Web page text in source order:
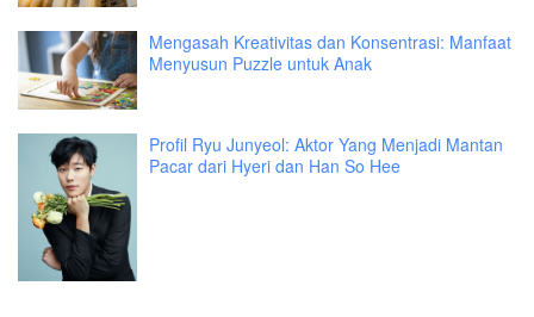
Mengasah Kreativitas dan Konsentrasi: Manfaat
Menyusun Puzzle untuk Anak
Profil Ryu Junyeol: Aktor Yang Menjadi Mantan
Pacar dari Hyeri dan Han So Hee